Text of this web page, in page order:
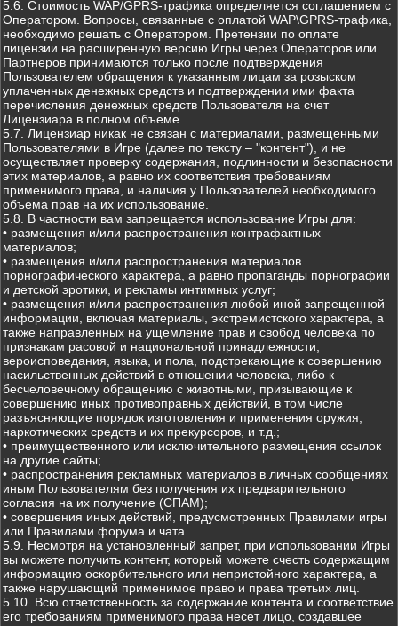
5.6. Стоимость WAP/GPRS-трафика определяется соглашением с
Оператором. Вопросы, связанные с оплатой WAP\GPRS-трафика,
необходимо решать с Оператором. Претензии по оплате
лицензии на расширенную версию Игры через Операторов или
Партнеров принимаются только после подтверждения
Пользователем обращения к указанным лицам за розыском
уплаченных денежных средств и подтверждении ими факта
перечисления денежных средств Пользователя на счет
Лицензиара в полном объеме.
5.7. Лицензиар никак не связан с материалами, размещенными
Пользователями в Игре (далее по тексту – "контент"), и не
осуществляет проверку содержания, подлинности и безопасности
этих материалов, а равно их соответствия требованиям
применимого права, и наличия у Пользователей необходимого
объема прав на их использование.
5.8. В частности вам запрещается использование Игры для:
• размещения и/или распространения контрафактных
материалов;
• размещения и/или распространения материалов
порнографического характера, а равно пропаганды порнографии
и детской эротики, и рекламы интимных услуг;
• размещения и/или распространения любой иной запрещенной
информации, включая материалы, экстремистского характера, а
также направленных на ущемление прав и свобод человека по
признакам расовой и национальной принадлежности,
вероисповедания, языка, и пола, подстрекающие к совершению
насильственных действий в отношении человека, либо к
бесчеловечному обращению с животными, призывающие к
совершению иных противоправных действий, в том числе
разъясняющие порядок изготовления и применения оружия,
наркотических средств и их прекурсоров, и т.д.;
• преимущественного или исключительного размещения ссылок
на другие сайты;
• распространения рекламных материалов в личных сообщениях
иным Пользователям без получения их предварительного
согласия на их получение (СПАМ);
• совершения иных действий, предусмотренных Правилами игры
или Правилами форума и чата.
5.9. Несмотря на установленный запрет, при использовании Игры
вы можете получить контент, который можете счесть содержащим
информацию оскорбительного или непристойного характера, а
также нарушающий применимое право и права третьих лиц.
5.10. Всю ответственность за содержание контента и соответствие
его требованиям применимого права несет лицо, создавшее